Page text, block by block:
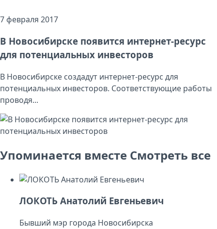
7 февраля 2017
В Новосибирске появится интернет-ресурс
для потенциальных инвесторов
В Новосибирске создадут интернет-ресурс для
потенциальных инвесторов. Соответствующие работы
проводя...
Упоминается вместе Смотреть все
ЛОКОТЬ Анатолий Евгеньевич
Бывший мэр города Новосибирска